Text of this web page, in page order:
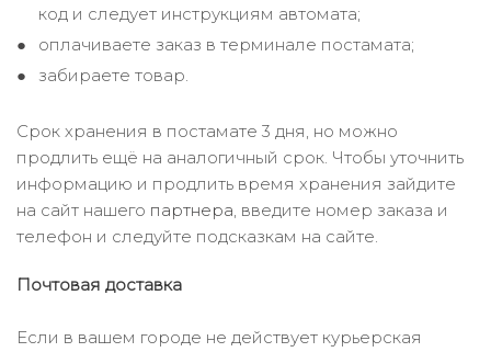
код и следует инструкциям автомата;
оплачиваете заказ в терминале постамата;
забираете товар.
Срок хранения в постамате 3 дня, но можно
продлить ещё на аналогичный срок. Чтобы уточнить
информацию и продлить время хранения зайдите
на сайт нашего партнера, введите номер заказа и
телефон и следуйте подсказкам на сайте.
Почтовая доставка
Если в вашем городе не действует курьерская